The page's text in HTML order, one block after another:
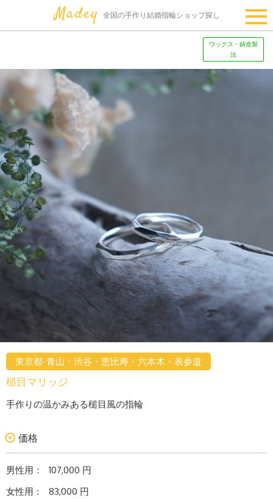
全国の手作り結婚指輪ショップ探し
ワックス・鋳造製
法
東京都-青山・渋谷・恵比寿・六本木・表参道
槌目マリッジ
手作りの温かみある槌目風の指輪
価格
男性用：
107,000 円
女性用：
83,000 円